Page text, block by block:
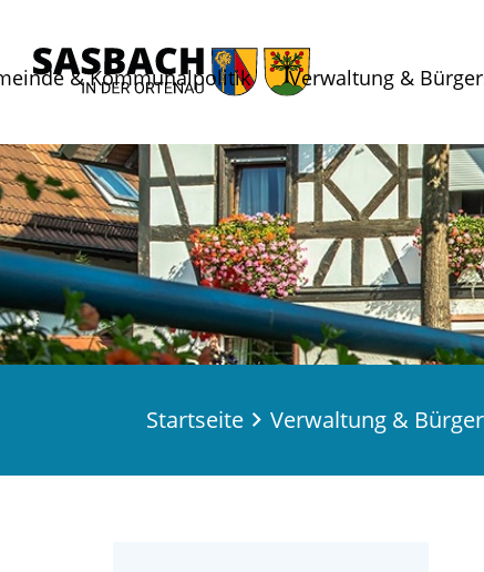
& Kommunalpolitik Verwaltung &
Startseite Verwaltung &